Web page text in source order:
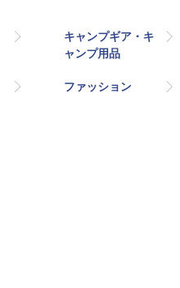
キャンプギア・キ
ャンプ用品
ファッション